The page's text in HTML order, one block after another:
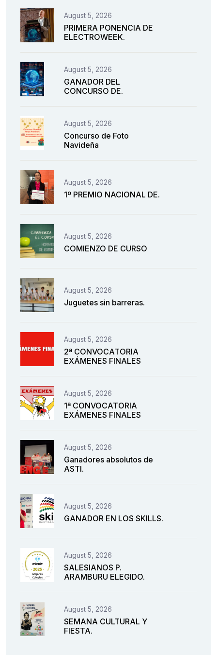
August 5, 2026
PRIMERA PONENCIA DE
ELECTROWEEK.
August 5, 2026
GANADOR DEL
CONCURSO DE.
August 5, 2026
Concurso de Foto
Navideña
August 5, 2026
1º PREMIO NACIONAL DE.
August 5, 2026
COMIENZO DE CURSO
August 5, 2026
Juguetes sin barreras.
August 5, 2026
2ª CONVOCATORIA
EXÁMENES FINALES
August 5, 2026
1ª CONVOCATORIA
EXÁMENES FINALES
August 5, 2026
Ganadores absolutos de
ASTI.
August 5, 2026
GANADOR EN LOS SKILLS.
August 5, 2026
SALESIANOS P.
ARAMBURU ELEGIDO.
August 5, 2026
SEMANA CULTURAL Y
FIESTA.